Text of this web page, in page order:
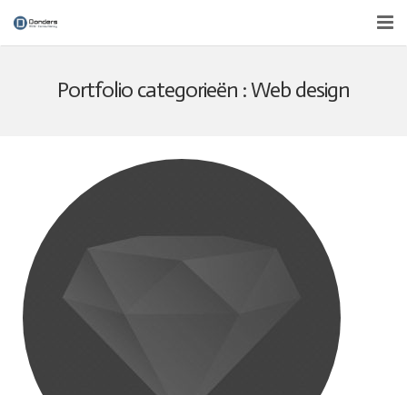
Portfolio categorieën :Web design